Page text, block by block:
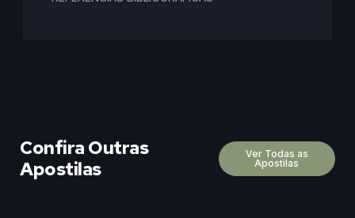
Confira Outras
Apostilas
Ver Todas as
Apostilas